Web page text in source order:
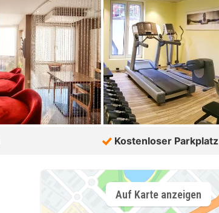
Kostenloser Parkplatz
Auf Karte anzeigen